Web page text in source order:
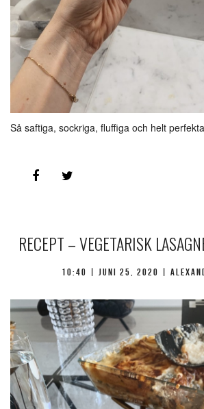
Så saftiga, sockriga, fluffiga och helt
RECEPT – VEGETARISK
10:40 | juni 25, 2020 |